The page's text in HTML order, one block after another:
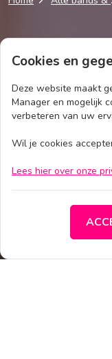
CONTACT
www.bandsandacts.nl
+31 (0)575 23 44 00
Cookies en
Deze website maakt
Manager en mogelijk
verbeteren van uw
Wil je cookies
Lees hier over onze